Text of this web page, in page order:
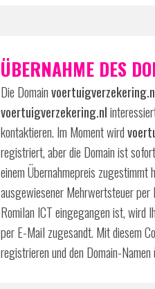
ÜBERNAHME DES
Die Domain
voertuigverzekering.nl
kontaktieren. Im Moment wird
registriert, aber die Domain ist
einem Übernahmepreis zugestimmt
ausgewiesener Mehrwertsteuer
Romilan ICT eingegangen ist, wird
per E-Mail zugesandt. Mit diesem
registrieren und den Domain-Namen